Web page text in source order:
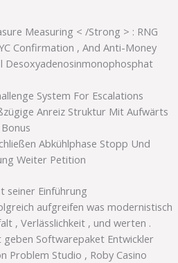
Measuring < /Strong > : RNG
Confirmation , And Anti-Money
Desoxyadenosinmonophosphat
System For Escalations
Anreiz Struktur Mit Aufwärts
Abkühlphase Stopp Und
Weiter Petition
seiner Einführung
aufgreifen was modernistisch
, Verlässlichkeit , und werten .
Softwarepaket Entwickler
Problem Studio , Roby Casino